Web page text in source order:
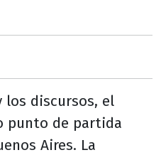
los discursos, el
punto de partida
Aires. La